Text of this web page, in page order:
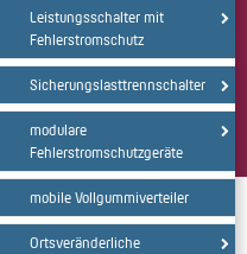
Leistungsschalter mit
Fehlerstromschutz
Sicherungslasttrennschalter
modulare
Fehlerstromschutzgeräte
mobile Vollgummiverteiler
Ortsveränderliche